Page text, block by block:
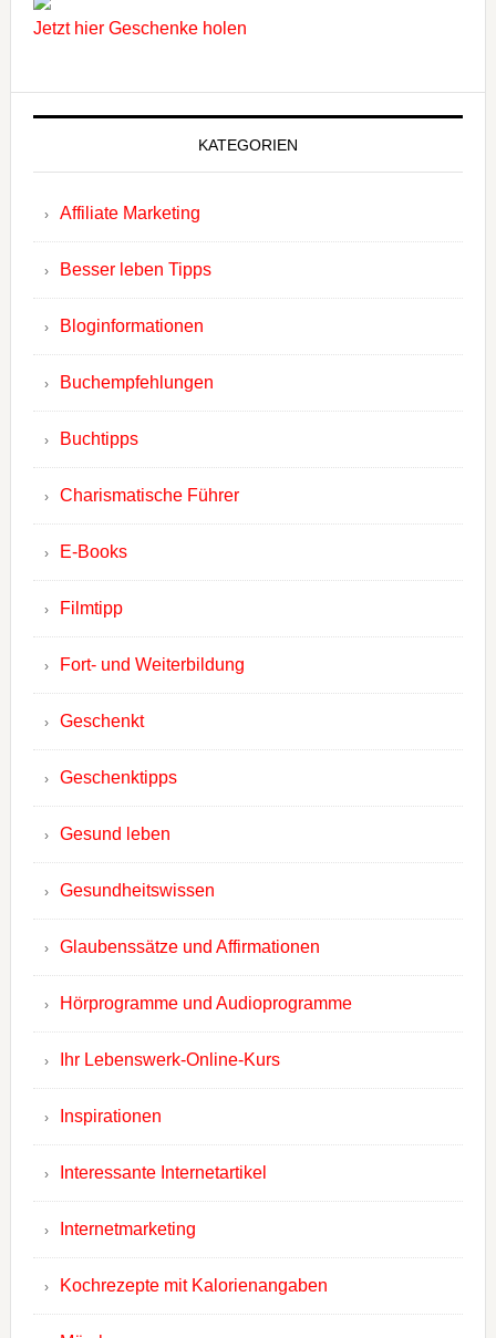
Jetzt hier Geschenke holen
KATEGORIEN
Affiliate Marketing
Besser leben Tipps
Bloginformationen
Buchempfehlungen
Buchtipps
Charismatische Führer
E-Books
Filmtipp
Fort- und Weiterbildung
Geschenkt
Geschenktipps
Gesund leben
Gesundheitswissen
Glaubenssätze und Affirmationen
Hörprogramme und Audioprogramme
Ihr Lebenswerk-Online-Kurs
Inspirationen
Interessante Internetartikel
Internetmarketing
Kochrezepte mit Kalorienangaben